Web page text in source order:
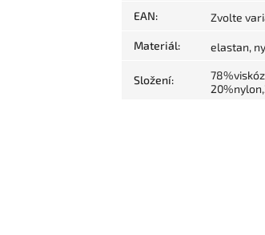
EAN: Zvolte
Materiál: elastan,
Složení: